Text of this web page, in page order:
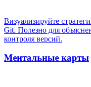
Визуализируйте
Git. Полезно для
контроля версий.
Ментальные карты